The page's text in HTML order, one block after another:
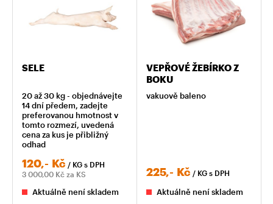
SELE
20 až 30 kg - objednávejte
14 dní předem, zadejte
preferovanou hmotnost v
tomto rozmezí, uvedená
cena za kus je přibližný
odhad
120,- Kč / KG s DPH
3 000,00 Kč za KS
Aktuálně není skladem
VEPŘOVÉ ŽEBÍRKO Z
BOKU
vakuově baleno
225,- Kč / KG s DPH
Aktuálně není skladem